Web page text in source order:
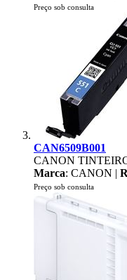
Preço sob consulta
CAN6509B001
CANON
Marca: CANON |
Preço sob consulta